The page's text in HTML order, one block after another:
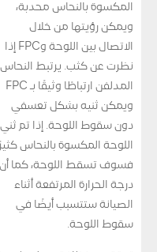
المكسوة بالنحاس محدبة،
ويمكن رؤيتها من خلال
الاتصال بين اللوحة وFPC إذا
نظرت عن كثب. يرتبط النحاس
المدلفن ارتباطًا وثيقًا بـ FPC
ويمكن ثنيه بشكل تعسفي
دون سقوط اللوحة. إذا تم ثني
اللوحة المكسوة بالنحاس كثيرًا،
فسوف تسقط اللوحة، كما أن
درجة الحرارة المرتفعة أثناء
الصيانة ستتسبب أيضًا في
سقوط اللوحة.